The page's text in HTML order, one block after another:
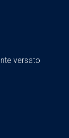
versato